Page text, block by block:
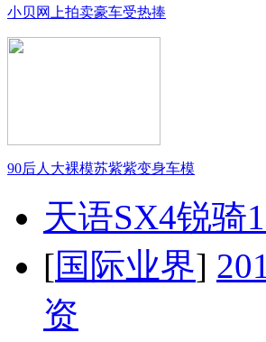
小贝网上拍卖豪车受热捧
90后人大裸模苏紫紫变身车模
天语SX4锐骑
[国际业界]
资